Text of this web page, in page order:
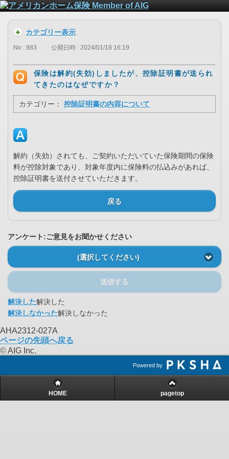
カテゴリー表示
No : 883 公開日時 : 2024/01/18 16:19
保険は解約(失効)しましたが、控除証明書が送られ
てきたのはなぜですか？
カテゴリー： 控除証明書の内容について
解約（失効）されても、ご契約いただいていた保険期間の保険
料が控除対象であり、対象年度内に保険料の払込みがあれば、
控除証明書を送付させていただきます。
戻る
アンケート:ご意見をお聞かせください
(選択してください)
送信する
解決した解決した
解決しなかった解決しなかった
AHA2312-027A
ページの先頭へ戻る
© AIG Inc.
Powered by
HOME pagetop